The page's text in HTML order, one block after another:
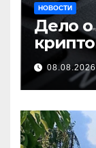
НОВОСТИ
Дело о
08.08.2026